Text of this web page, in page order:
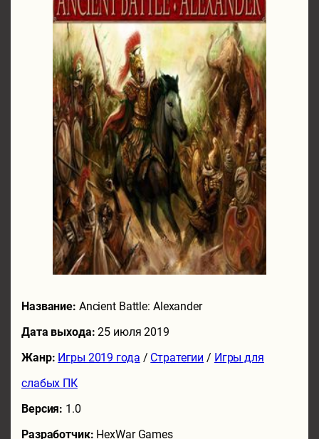
Название: Ancient Battle: Alexander
Дата выхода:25 июля 2019
Жанр: Игры 2019 года / Стратегии / Игры для
слабых ПК
Версия: 1.0
Разработчик: HexWar Games